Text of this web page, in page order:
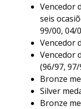
Vencedor
seis
99/00, 04/
Vencedor
Vencedor
(96/97,
Bronze
Silver
Bronze